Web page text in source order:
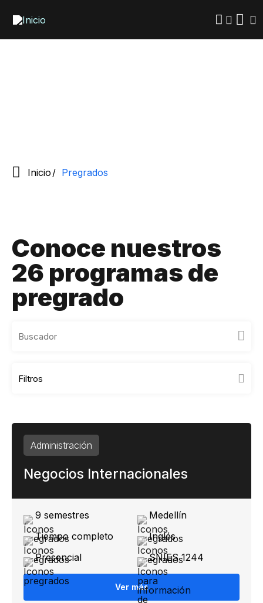
contenido
Inicio Pregrados
Conoce nuestros
26 programas de
pregrado
Filtros
Administración
Negocios Internacionales
9 semestres
Medellín
Tiempo completo
Inglés
Presencial
SNIES 1244
Ver más